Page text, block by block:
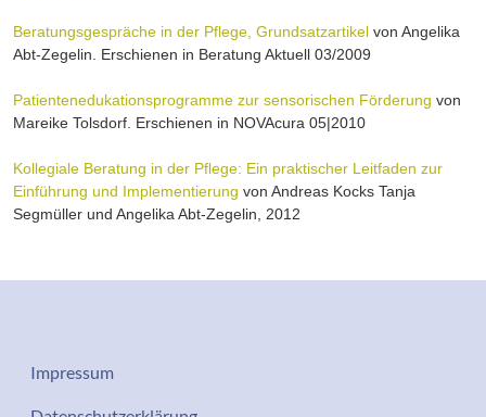
Beratungsgespräche in der Pflege, Grundsatzartikel von Angelika
Abt-Zegelin. Erschienen in Beratung Aktuell 03/2009
Patientenedukationsprogramme zur sensorischen Förderung von
Mareike Tolsdorf. Erschienen in NOVAcura 05|2010
Kollegiale Beratung in der Pflege: Ein praktischer Leitfaden zur
Einführung und Implementierung von Andreas Kocks Tanja
Segmüller und Angelika Abt-Zegelin, 2012
Datenschutz-Impressum
Impressum
Services